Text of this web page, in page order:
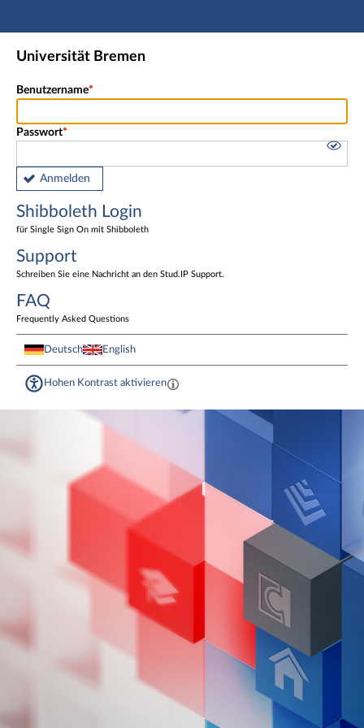
Hauptnavigation
Shibboleth Login
Universität Bremen
Benutzername
Passwort
Anmelden
Shibboleth Login
für Single Sign On mit Shibboleth
Support
Schreiben Sie eine Nachricht an den Stud.IP Support.
FAQ
Frequently Asked Questions
Deutsch English
Hohen Kontrast aktivieren